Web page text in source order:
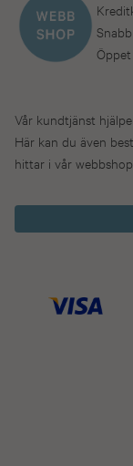
Vår kundtjänst
Här kan du även
hittar i vår webbshop.